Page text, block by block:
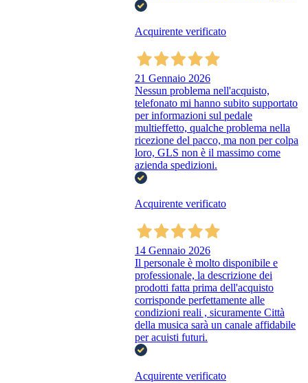
Acquirente verificato
21 Gennaio 2026
Nessun problema nell'acquisto,
telefonato mi hanno subito supportato
per informazioni sul pedale
multieffetto, qualche problema nella
ricezione del pacco, ma non per colpa
loro, GLS non è il massimo come
azienda spedizioni.
Acquirente verificato
14 Gennaio 2026
Il personale è molto disponibile e
professionale, la descrizione dei
prodotti fatta prima dell'acquisto
corrisponde perfettamente alle
condizioni reali , sicuramente Città
della musica sarà un canale affidabile
per acuisti futuri.
Acquirente verificato